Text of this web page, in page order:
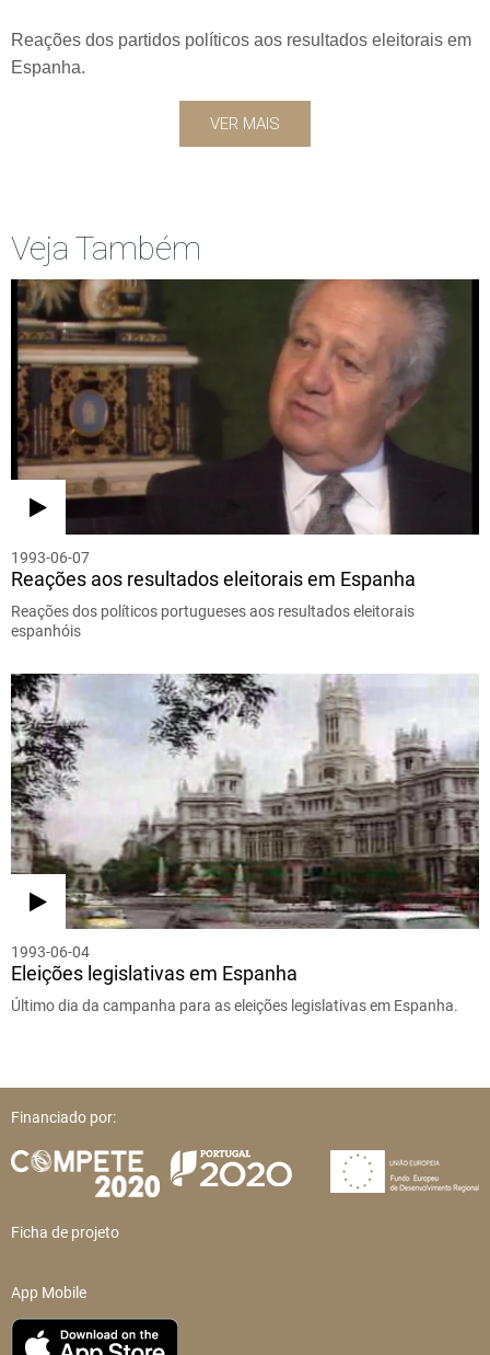
Reações dos partidos políticos aos resultados eleitorais em
Espanha.
VER MAIS
Veja Também
1993-06-07
Reações aos resultados eleitorais em Espanha
Reações dos políticos portugueses aos resultados eleitorais
espanhóis
1993-06-04
Eleições legislativas em Espanha
Último dia da campanha para as eleições legislativas em Espanha.
Financiado por:
Ficha de projeto
App Mobile